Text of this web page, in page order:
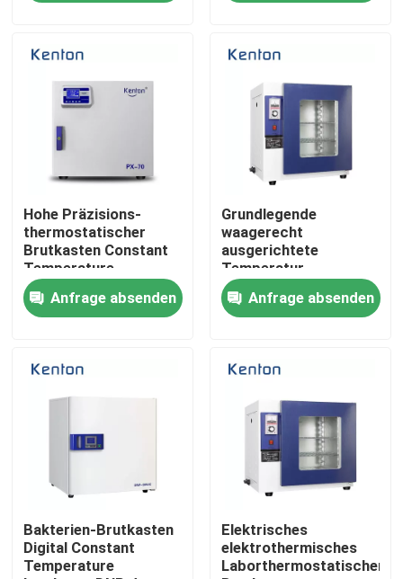
Nach Hause
Über uns
Produkte
Labortrockenerer Ofen
Thermostatischer Brutkasten
Abkühlender Brutkasten
Klimakammer
Hohe Präzisions-
thermostatischer
Brutkasten Constant
Temperature
Lncubator For
Laboratory
Anfrage absenden
Grundlegende
waagerecht
ausgerichtete
Temperatur-
thermostatischer
Brutkasten mit
elektrischer Heizung
Anfrage absenden
Bakterien-Brutkasten
Digital Constant
Temperature
Elektrisches
elektrothermisches
Laborthermostatischer